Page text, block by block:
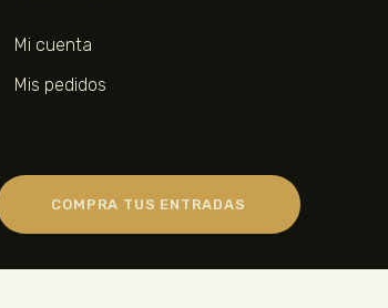
Mi cuenta
Mis pedidos
COMPRA TUS ENTRADAS